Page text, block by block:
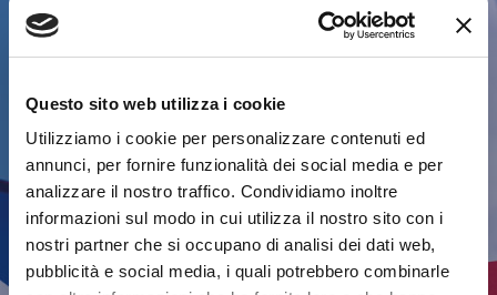
Questo sito web utilizza i cookie
Utilizziamo i cookie per personalizzare contenuti ed
annunci, per fornire funzionalità dei social media e per
analizzare il nostro traffico. Condividiamo inoltre
informazioni sul modo in cui utilizza il nostro sito con i
nostri partner che si occupano di analisi dei dati web,
pubblicità e social media, i quali potrebbero combinarle